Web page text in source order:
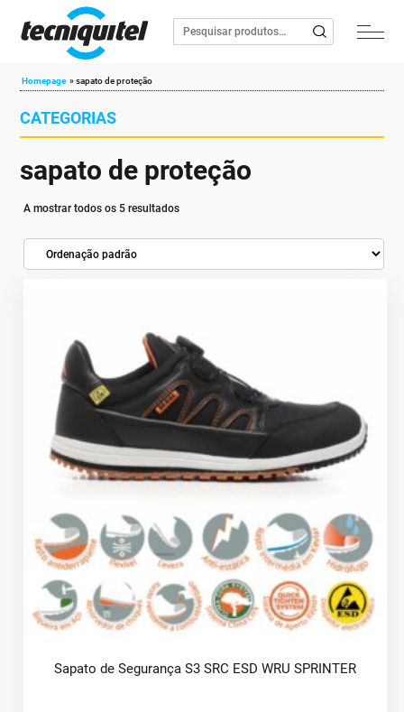
Homepage »sapato de proteção
CATEGORIAS
sapato de proteção
A mostrar todos os 5 resultados
Sapato de Segurança S3 SRC ESD WRU SPRINTER